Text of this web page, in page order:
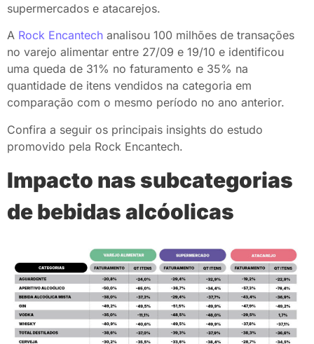
supermercados e atacarejos.
A Rock Encantech analisou 100 milhões de transações
no varejo alimentar entre 27/09 e 19/10 e identificou
uma queda de 31% no faturamento e 35% na
quantidade de itens vendidos na categoria em
comparação com o mesmo período no ano anterior.
Confira a seguir os principais insights do estudo
promovido pela Rock Encantech.
Impacto nas subcategorias
de bebidas alcóolicas